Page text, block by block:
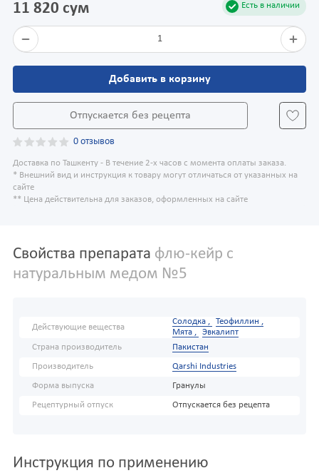
Есть в наличии
11 820 сум
1
Добавить в корзину
Отпускается без рецепта
0 отзывов
Доставка по Ташкенту - В течение 2-х часов с момента оплаты заказа.
* Внешний вид и инструкция к товару могут отличаться от указанных на
сайте
** Цена действительна для заказов, оформленных на сайте
Свойства препарата флю-кейр с
натуральным медом №5
Действующие вещества
Солодка ,
Теофиллин ,
Мята ,
Эвкалипт
Страна производитель
Пакистан
Производитель Qarshi Industries
Форма выпуска Гранулы
Рецептурный отпуск Отпускается без рецепта
Инструкция по применению